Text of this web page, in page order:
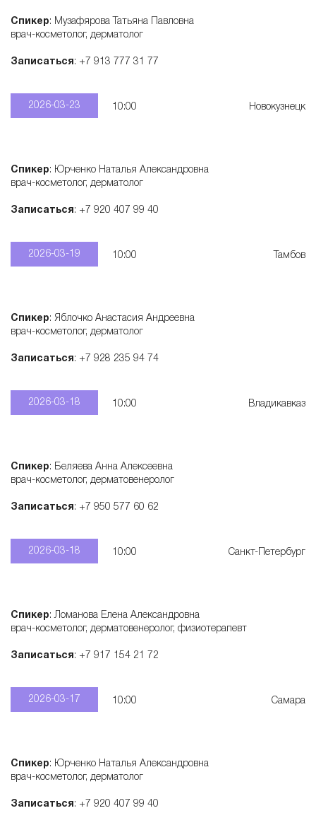
Спикер: Музафярова Татьяна Павловна
врач-косметолог, дерматолог
Записаться: +7 913 777 31 77
2026-03-23 10:00 Новокузнецк
Спикер: Юрченко Наталья Александровна
врач-косметолог, дерматолог
Записаться: +7 920 407 99 40
2026-03-19 10:00 Тамбов
Спикер: Яблочко Анастасия Андреевна
врач-косметолог, дерматолог
Записаться: +7 928 235 94 74
2026-03-18 10:00 Владикавказ
Спикер: Беляева Анна Алексеевна
врач-косметолог, дерматовенеролог
Записаться: +7 950 577 60 62
2026-03-18 10:00 Санкт-Петербург
Спикер: Ломанова Елена Александровна
врач-косметолог, дерматовенеролог, физиотерапевт
Записаться: +7 917 154 21 72
2026-03-17 10:00 Самара
Спикер: Юрченко Наталья Александровна
врач-косметолог, дерматолог
Записаться: +7 920 407 99 40